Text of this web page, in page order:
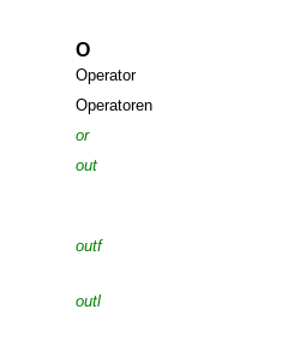
O
Operator
Operatoren
or
out
outf
outl